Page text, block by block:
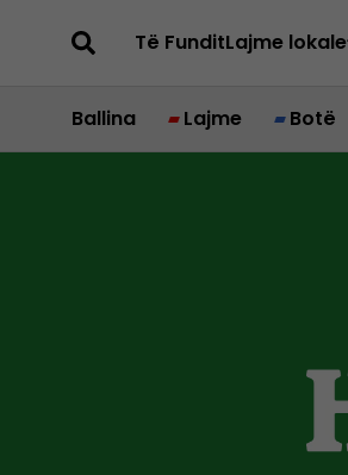
Të FunditLajme lokale
Ballina Lajme Botë